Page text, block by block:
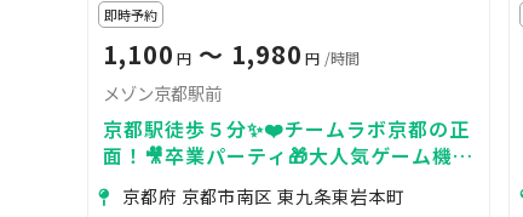
即時予約
1,100 円 〜 1,980 円 /時間
メゾン京都駅前
京都駅徒歩５分✨❤️チームラボ京都の正
面！🎥卒業パーティ🎁大人気ゲーム機＆
ボドゲ🎃推し会🎀女子会🎀ママ会🎀
京都府 京都市南区 東九条東岩本町